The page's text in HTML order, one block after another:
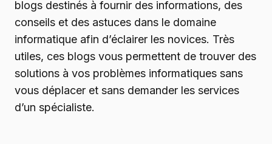
blogs destinés à fournir des informations, des
conseils et des astuces dans le domaine
informatique afin d’éclairer les novices. Très
utiles, ces blogs vous permettent de trouver des
solutions à vos problèmes informatiques sans
vous déplacer et sans demander les services
d’un spécialiste.